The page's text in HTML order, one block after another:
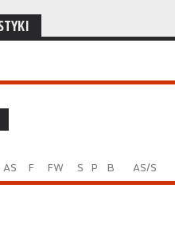
AS F FW S P B AS/S